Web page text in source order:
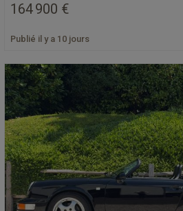
164 900 €
Publié il y a 10 jours